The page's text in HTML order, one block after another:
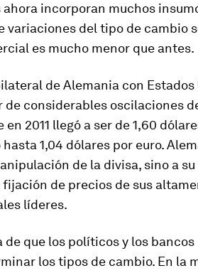
incorporan muchos
variaciones del tipo de cambio
es mucho menor que antes.
de Alemania con Estados
considerables oscilaciones
2011 llegó a ser de 1,60
1,04 dólares por euro.
de la divisa, sino a
de precios de sus
líderes.
que los políticos y los bancos
los tipos de cambio. En la